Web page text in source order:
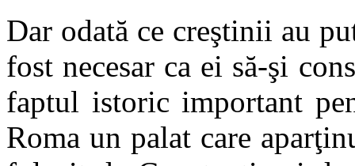
Dar odată ce creştinii au
fost necesar ca ei să-şi
faptul istoric important
Roma un palat care